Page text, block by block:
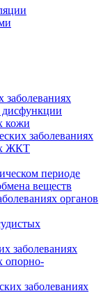
дисфункции
кожи
заболеваниях
ЖКТ
периоде
веществ
органов
заболеваниях
опорно-
заболеваниях